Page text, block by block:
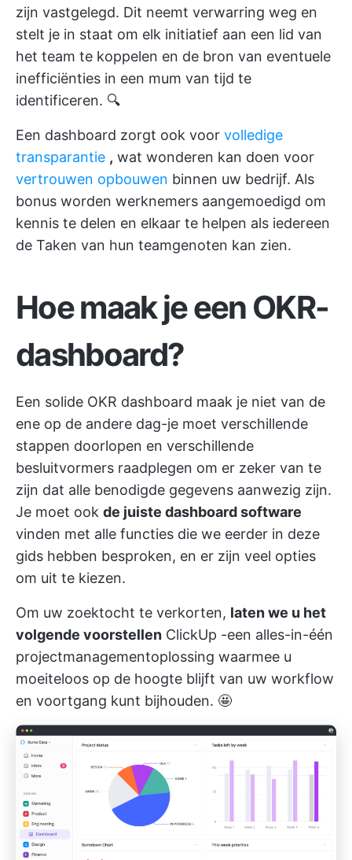
zijn vastgelegd. Dit neemt verwarring weg en
stelt je in staat om elk initiatief aan een lid van
het team te koppelen en de bron van eventuele
inefficiënties in een mum van tijd te
identificeren. 🔍
Een dashboard zorgt ook voor volledige
transparantie , wat wonderen kan doen voor
vertrouwen opbouwen binnen uw bedrijf. Als
bonus worden werknemers aangemoedigd om
kennis te delen en elkaar te helpen als iedereen
de Taken van hun teamgenoten kan zien.
Hoe maak je een OKR-
dashboard?
Een solide OKR dashboard maak je niet van de
ene op de andere dag-je moet verschillende
stappen doorlopen en verschillende
besluitvormers raadplegen om er zeker van te
zijn dat alle benodigde gegevens aanwezig zijn.
Je moet ook de juiste dashboard software
vinden met alle functies die we eerder in deze
gids hebben besproken, en er zijn veel opties
om uit te kiezen.
Om uw zoektocht te verkorten, laten we u het
volgende voorstellen ClickUp -een alles-in-één
projectmanagementoplossing waarmee u
moeiteloos op de hoogte blijft van uw workflow
en voortgang kunt bijhouden. 🤩